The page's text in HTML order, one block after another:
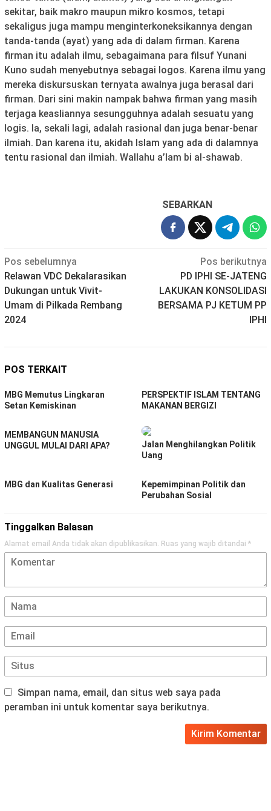
sekitar, baik makro maupun mikro kosmos, tetapi
sekaligus juga mampu menginterkoneksikannya dengan
tanda-tanda (ayat) yang ada di dalam firman. Karena
firman itu adalah ilmu, sebagaimana para filsuf Yunani
Kuno sudah menyebutnya sebagai logos. Karena ilmu yang
mereka diskursuskan ternyata awalnya juga berasal dari
firman. Dari sini makin nampak bahwa firman yang masih
terjaga keasliannya sesungguhnya adalah sesuatu yang
logis. Ia, sekali lagi, adalah rasional dan juga benar-benar
ilmiah. Dan karena itu, akidah Islam yang ada di dalamnya
tentu rasional dan ilmiah. Wallahu a’lam bi al-shawab.
SEBARKAN
Navigasi
pos
Pos sebelumnya
Relawan VDC Dekalarasikan
Dukungan untuk Vivit-
Umam di Pilkada Rembang
2024
Pos berikutnya
PD IPHI SE-JATENG
LAKUKAN KONSOLIDASI
BERSAMA PJ KETUM PP
IPHI
POS TERKAIT
MBG Memutus Lingkaran
Setan Kemiskinan
PERSPEKTIF ISLAM TENTANG
MAKANAN BERGIZI
MEMBANGUN MANUSIA
UNGGUL MULAI DARI APA?
Jalan Menghilangkan Politik
Uang
MBG dan Kualitas Generasi
Kepemimpinan Politik dan
Perubahan Sosial
Tinggalkan Balasan
Alamat email Anda tidak akan dipublikasikan. Ruas yang wajib ditandai *
Simpan nama, email, dan situs web saya pada
peramban ini untuk komentar saya berikutnya.